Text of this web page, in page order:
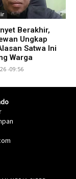
Berakhir,
Ungkap
Satwa Ini
Warga
-09:56